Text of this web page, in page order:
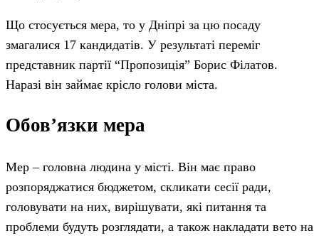
Що стосується мера, то у Дніпрі за цю посаду
змагалися 17 кандидатів. У результаті переміг
представник партії “Пропозиція” Борис Філатов.
Наразі він займає крісло голови міста.
Обов’язки мера
Мер – головна людина у місті. Він має право
розпоряджатися бюджетом, скликати сесії ради,
головувати на них, вирішувати, які питання та
проблеми будуть розглядати, а також накладати вето на